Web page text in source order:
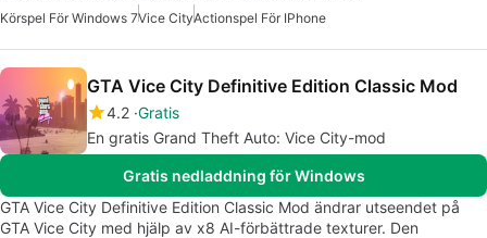
Körspel För Windows 7Vice CityActionspel För IPhone
GTA Vice City Definitive Edition Classic Mod
4.2 Gratis
En gratis Grand Theft Auto: Vice City-mod
Gratis nedladdning för Windows
GTA Vice City Definitive Edition Classic Mod ändrar utseendet på
GTA Vice City med hjälp av x8 AI-förbättrade texturer. Den